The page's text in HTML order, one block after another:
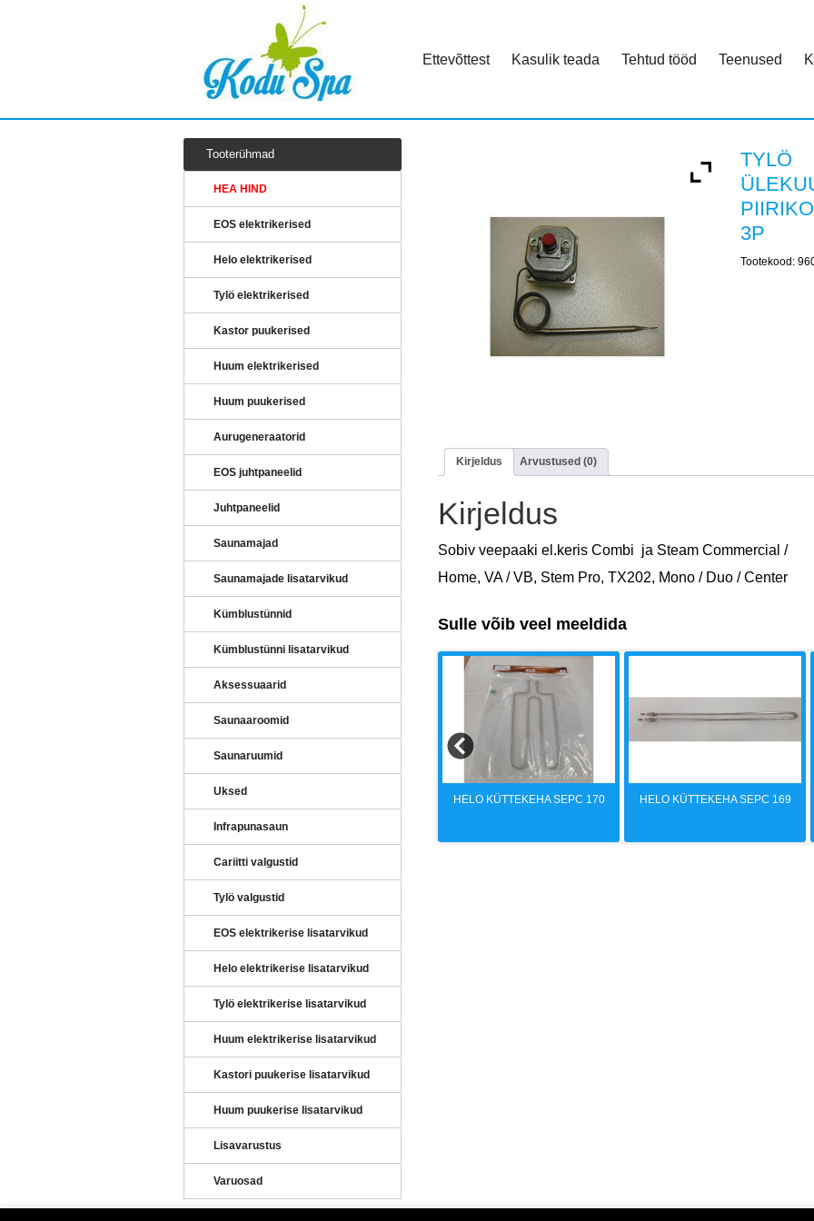
Ettevõttest Kasulik teada Tehtud tööd Teenused
TYLÖ
3P
Tootekood:
Kirjeldus Arvustused (0)
Kirjeldus
Sobiv veepaaki el.keris Combi ja Steam Commercial /
Home, VA / VB, Stem Pro, TX202, Mono / Duo / Center
Sulle võib veel meeldida
HELO KÜTTEKEHA SEPC 169 HELO KÜTTEKEHA SEPC 170 HELO KÜTTEKEHA SEPC 169
Tooterühmad
HEA HIND
EOS elektrikerised
Helo elektrikerised
Tylö elektrikerised
Kastor puukerised
Huum elektrikerised
Huum puukerised
Aurugeneraatorid
EOS juhtpaneelid
Juhtpaneelid
Saunamajad
Saunamajade lisatarvikud
Kümblustünnid
Kümblustünni lisatarvikud
Aksessuaarid
Saunaaroomid
Saunaruumid
Uksed
Infrapunasaun
Cariitti valgustid
Tylö valgustid
EOS elektrikerise lisatarvikud
Helo elektrikerise lisatarvikud
Tylö elektrikerise lisatarvikud
Huum elektrikerise lisatarvikud
Kastori puukerise lisatarvikud
Huum puukerise lisatarvikud
Lisavarustus
Varuosad